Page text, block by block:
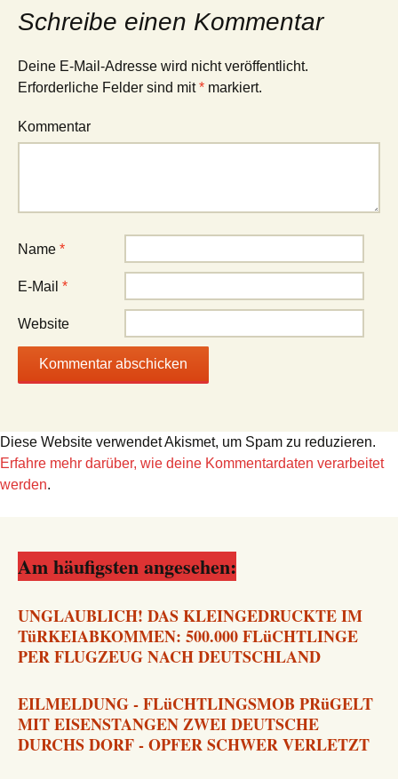
Schreibe einen Kommentar
Deine E-Mail-Adresse wird nicht veröffentlicht.
Erforderliche Felder sind mit* markiert.
Kommentar
Name *
E-Mail *
Website
Diese Website verwendet Akismet, um Spam zu reduzieren.
Erfahre mehr darüber, wie deine Kommentardaten verarbeitet
werden.
Am häufigsten angesehen:
UNGLAUBLICH! DAS KLEINGEDRUCKTE IM
TüRKEIABKOMMEN: 500.000 FLüCHTLINGE
PER FLUGZEUG NACH DEUTSCHLAND
EILMELDUNG - FLüCHTLINGSMOB PRüGELT
MIT EISENSTANGEN ZWEI DEUTSCHE
DURCHS DORF - OPFER SCHWER VERLETZT